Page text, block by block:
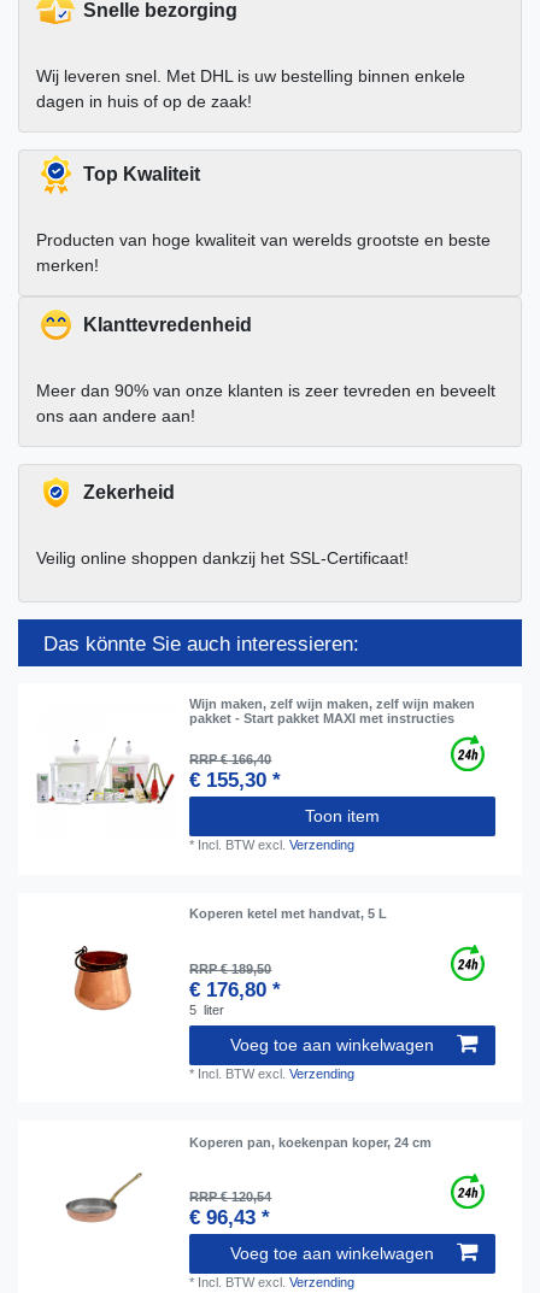
Snelle bezorging
Wij leveren snel. Met DHL is uw bestelling binnen enkele
dagen in huis of op de zaak!
Top Kwaliteit
Producten van hoge kwaliteit van werelds grootste en beste
merken!
Klanttevredenheid
Meer dan 90% van onze klanten is zeer tevreden en beveelt
ons aan andere aan!
Zekerheid
Veilig online shoppen dankzij het SSL-Certificaat!
Das könnte Sie auch interessieren:
Wijn maken, zelf wijn maken, zelf wijn maken
pakket - Start pakket MAXI met instructies
RRP € 166,40
€ 155,30 *
Toon item
* Incl. BTWexcl.Verzending
Koperen ketel met handvat, 5 L
RRP € 189,50
€ 176,80 *
5 liter
Voeg toe aan winkelwagen
* Incl. BTWexcl.Verzending
Koperen pan, koekenpan koper, 24 cm
RRP € 120,54
€ 96,43 *
Voeg toe aan winkelwagen
* Incl. BTWexcl.Verzending